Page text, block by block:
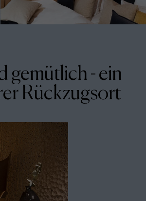
gemütlich - ein
Rückzugsort